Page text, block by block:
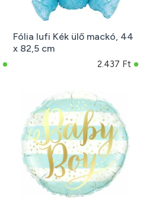
Fólia lufi Kék ülő mackó, 44
x 82,5 cm
2.437 Ft